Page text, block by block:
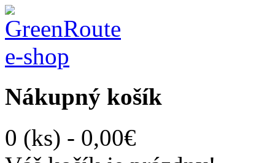
Nákupný košík
0 (ks) - 0,00€